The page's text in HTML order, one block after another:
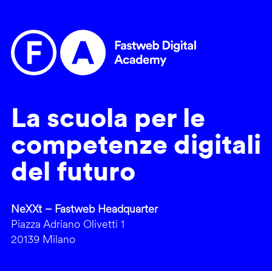
La scuola per le
competenze digitali
del futuro
NeXXt – Fastweb Headquarter
Piazza Adriano Olivetti 1
20139 Milano